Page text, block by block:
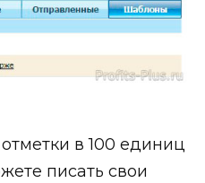
в 100 единиц
писать свои